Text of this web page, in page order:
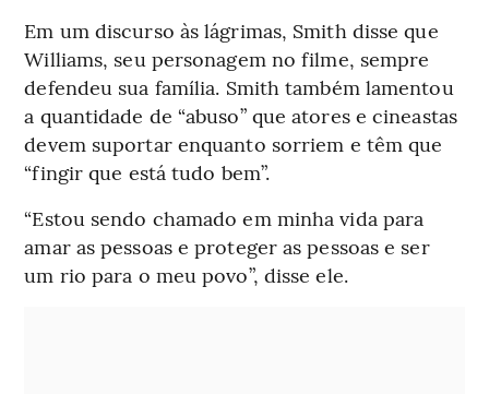
Em um discurso às lágrimas, Smith disse que
Williams, seu personagem no filme, sempre
defendeu sua família. Smith também lamentou
a quantidade de “abuso” que atores e cineastas
devem suportar enquanto sorriem e têm que
“fingir que está tudo bem”.
“Estou sendo chamado em minha vida para
amar as pessoas e proteger as pessoas e ser
um rio para o meu povo”, disse ele.